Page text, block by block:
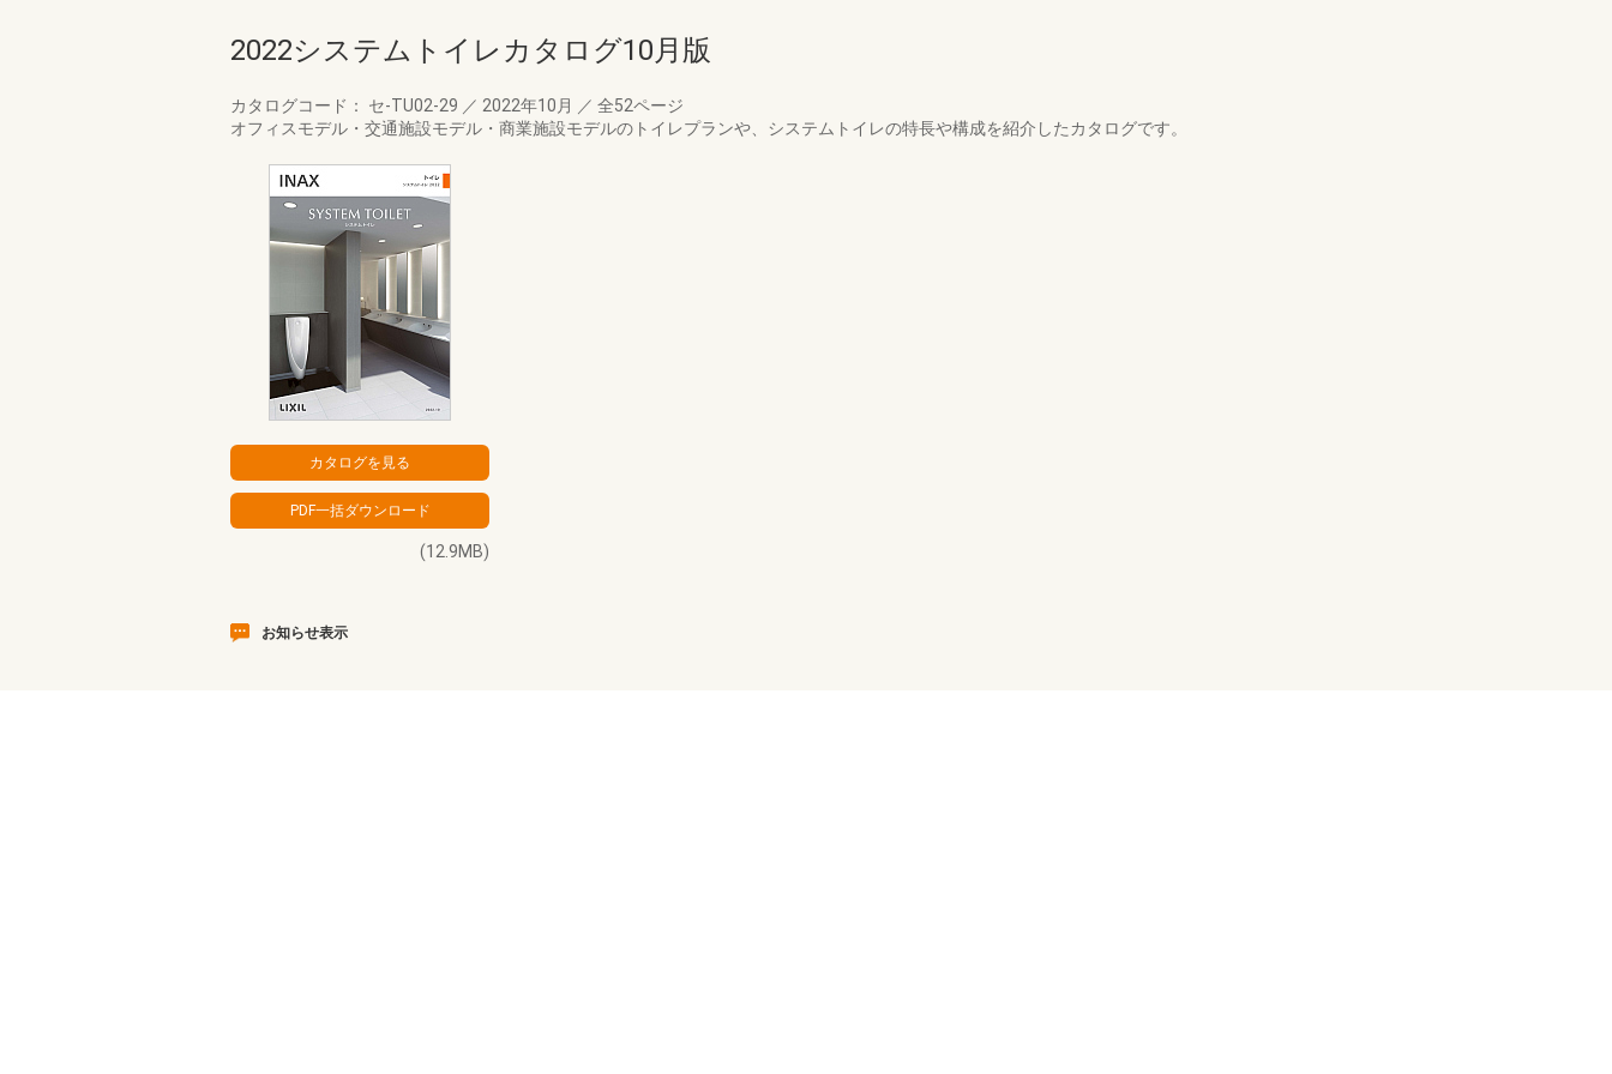
2022システムトイレカタログ10月版
カタログコード： セ-TU02-29 ／ 2022年10月 ／ 全52ページ
オフィスモデル・交通施設モデル・商業施設モデルのトイレプランや、システムトイレの特長や構成を紹介したカタログです。
(12.9MB)
お知らせ表示